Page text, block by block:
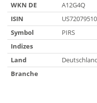
WKN DE
A12G4Q
ISIN
Symbol
PIRS
Indizes
Land
Branche